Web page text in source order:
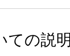
ての説明